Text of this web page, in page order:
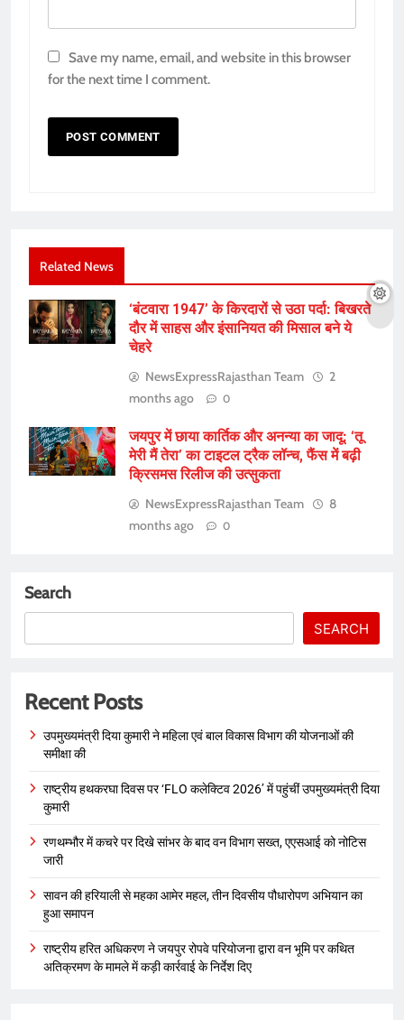
Save my name, email, and website in this browser
for the next time I comment.
Related News
‘बंटवारा 1947’ के किरदारों से उठा पर्दा: बिखरते
दौर में साहस और इंसानियत की मिसाल बने ये
चेहरे
NewsExpressRajasthan Team
2
months ago
0
जयपुर में छाया कार्तिक और अनन्या का जादू: ‘तू
मेरी मैं तेरा’ का टाइटल ट्रैक लॉन्च, फैंस में बढ़ी
क्रिसमस रिलीज की उत्सुकता
NewsExpressRajasthan Team
8
months ago
0
Search
SEARCH
Recent Posts
उपमुख्यमंत्री दिया कुमारी ने महिला एवं बाल विकास विभाग की योजनाओं की
समीक्षा की
राष्ट्रीय हथकरघा दिवस पर ‘FLO कलेक्टिव 2026’ में पहुंचीं उपमुख्यमंत्री दिया
कुमारी
रणथम्भौर में कचरे पर दिखे सांभर के बाद वन विभाग सख्त, एएसआई को नोटिस
जारी
सावन की हरियाली से महका आमेर महल, तीन दिवसीय पौधारोपण अभियान का
हुआ समापन
राष्ट्रीय हरित अधिकरण ने जयपुर रोपवे परियोजना द्वारा वन भूमि पर कथित
अतिक्रमण के मामले में कड़ी कार्रवाई के निर्देश दिए